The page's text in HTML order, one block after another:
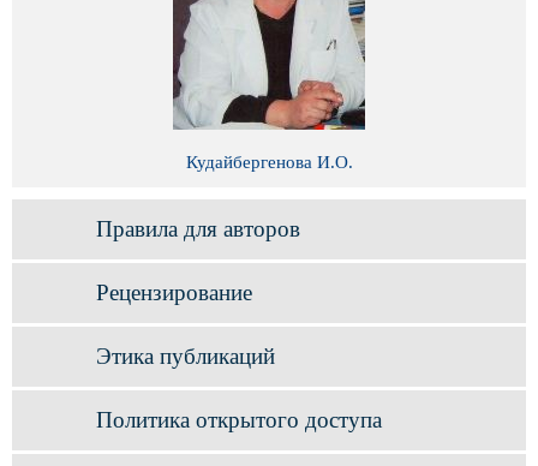
Кудайбергенова И.О.
Правила для авторов
Рецензирование
Этика публикаций
Политика открытого доступа